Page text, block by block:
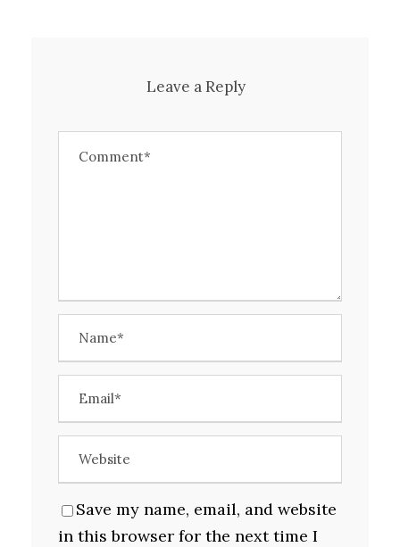
Leave a Reply
Save my name, email, and website
in this browser for the next time I